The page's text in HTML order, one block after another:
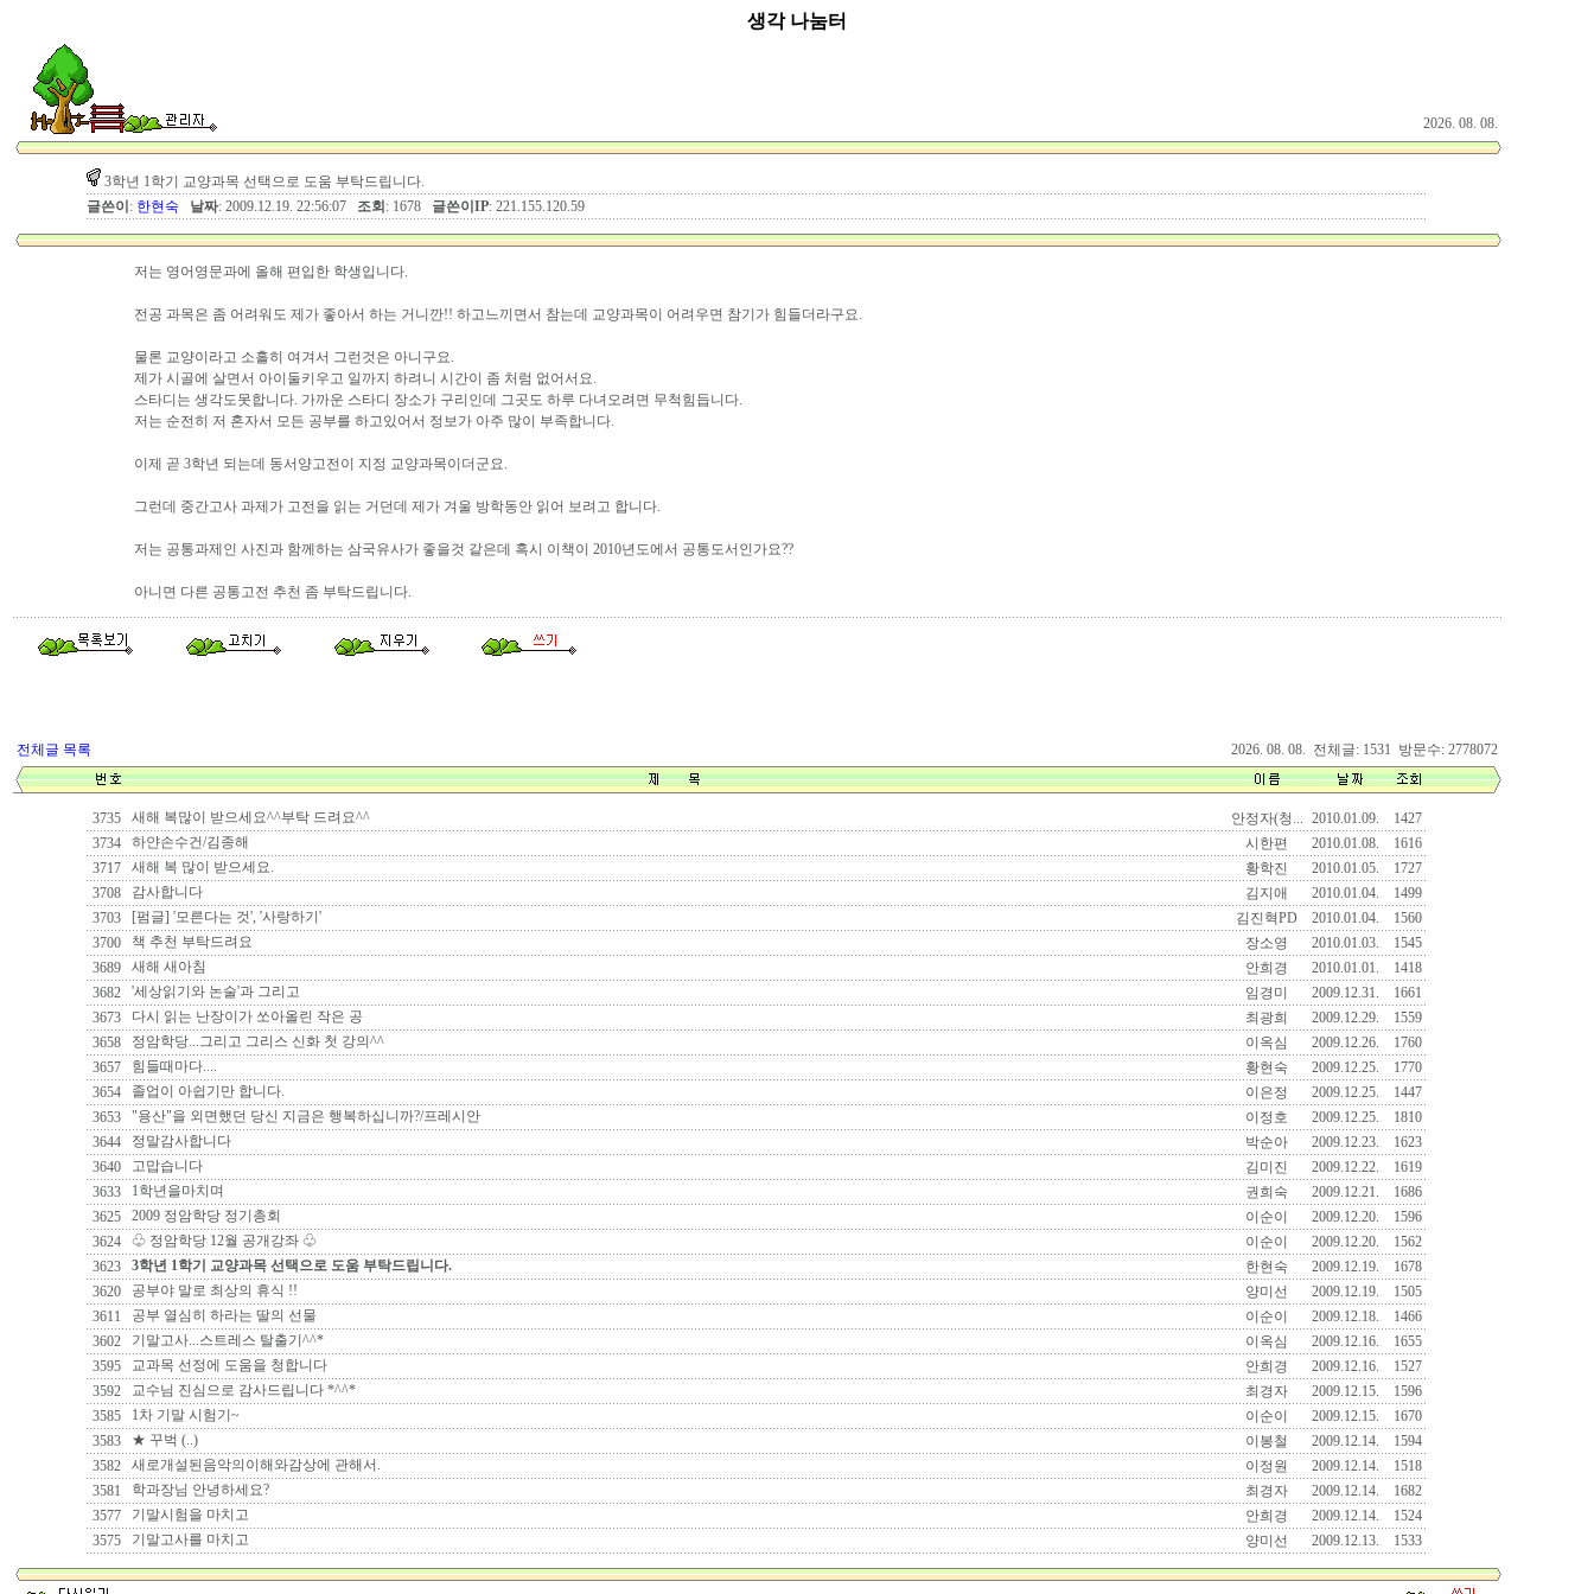
생각 나눔터
2026. 08. 08.
3학년 1학기 교양과목 선택으로 도움 부탁드립니다.
글쓴이 : 한현숙 날짜: 2009.12.19. 22:56:07 조회 : 1678 글쓴이IP: 221.155.120.59
저는 영어영문과에 올해 편입한 학생입니다.
전공 과목은 좀 어려워도 제가 좋아서 하는 거니깐!! 하고느끼면서 참는데 교양과목이 어려우면 참기가 힘들더라구요.
물론 교양이라고 소홀히 여겨서 그런것은 아니구요.
제가 시골에 살면서 아이둘키우고 일까지 하려니 시간이 좀 처럼 없어서요.
스타디는 생각도못합니다. 가까운 스타디 장소가 구리인데 그곳도 하루 다녀오려면 무척힘듭니다.
저는 순전히 저 혼자서 모든 공부를 하고있어서 정보가 아주 많이 부족합니다.
이제 곧 3학년 되는데 동서양고전이 지정 교양과목이더군요.
그런데 중간고사 과제가 고전을 읽는 거던데 제가 겨울 방학동안 읽어 보려고 합니다.
저는 공통과제인 사진과 함께하는 삼국유사가 좋을것 같은데 혹시 이책이 2010년도에서 공통도서인가요??
아니면 다른 공통고전 추천 좀 부탁드립니다.
전체글 목록 2026. 08. 08. 전체글: 1531 방문수: 2778072
3735 새해 복많이 받으세요^^부탁 드려요^^ 안정자(청... 2010.01.09.
1427
3734
하얀손수건/김종해 시한편 2010.01.08.
1616
3717
새해 복 많이 받으세요. 황학진 2010.01.05.
1727
3708
감사합니다 김지애 2010.01.04.
1499
3703
[펌글] '모른다는 것', '사랑하기' 김진혁PD 2010.01.04.
1560
3700
책 추천 부탁드려요 장소영 2010.01.03.
1545
3689
새해 새아침 안희경 2010.01.01.
1418
3682
'세상읽기와 논술'과 그리고 임경미 2009.12.31.
1661
3673
다시 읽는 난장이가 쏘아올린 작은 공 최광희 2009.12.29.
1559
3658
정암학당...그리고 그리스 신화 첫 강의^^ 이옥심 2009.12.26.
1760
3657
힘들때마다.... 황현숙 2009.12.25.
1770
3654
졸업이 아쉽기만 합니다. 이은정 2009.12.25.
1447
3653
"용산"을 외면했던 당신 지금은 행복하십니까?/프레시안 이정호 2009.12.25.
1810
3644
정말감사합니다 박순아 2009.12.23.
1623
3640
고맙습니다 김미진 2009.12.22.
1619
3633
1학년을마치며 권희숙 2009.12.21.
1686
3625
2009 정암학당 정기총회 이순이 2009.12.20.
1596
3624
♧ 정암학당 12월 공개강좌 ♧ 이순이 2009.12.20.
1562
3623
3학년 1학기 교양과목 선택으로 도움 부탁드립니다. 한현숙 2009.12.19.
1678
3620
공부야 말로 최상의 휴식 !! 양미선 2009.12.19.
1505
3611
공부 열심히 하라는 딸의 선물 이순이 2009.12.18.
1466
3602
기말고사...스트레스 탈출기^^* 이옥심 2009.12.16.
1655
3595
교과목 선정에 도움을 청합니다 안희경 2009.12.16.
1527
3592
교수님 진심으로 감사드립니다 *^^* 최경자 2009.12.15.
1596
3585
1차 기말 시험기~ 이순이 2009.12.15.
1670
3583
★ 꾸벅 (..) 이봉철 2009.12.14.
1594
3582
새로개설된음악의이해와감상에 관해서. 이정원 2009.12.14.
1518
3581
학과장님 안녕하세요? 최경자 2009.12.14.
1682
3577
기말시험을 마치고 안희경 2009.12.14.
1524
3575
기말고사를 마치고 양미선 2009.12.13. 1533